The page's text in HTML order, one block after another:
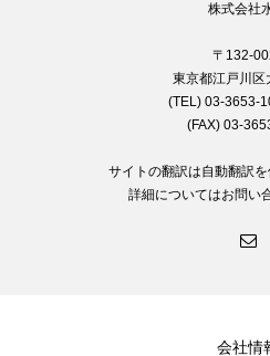
株式会社
〒132-
東京都江戸川区
(TEL) 03-3653-
(FAX) 03-
サイトの翻訳は自動翻訳を
詳細についてはお問い
会社情